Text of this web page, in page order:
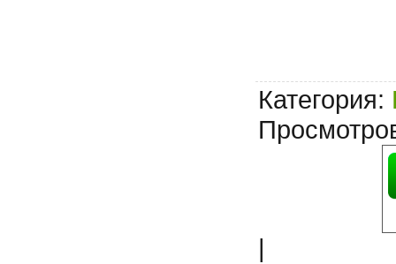
Категория:
|